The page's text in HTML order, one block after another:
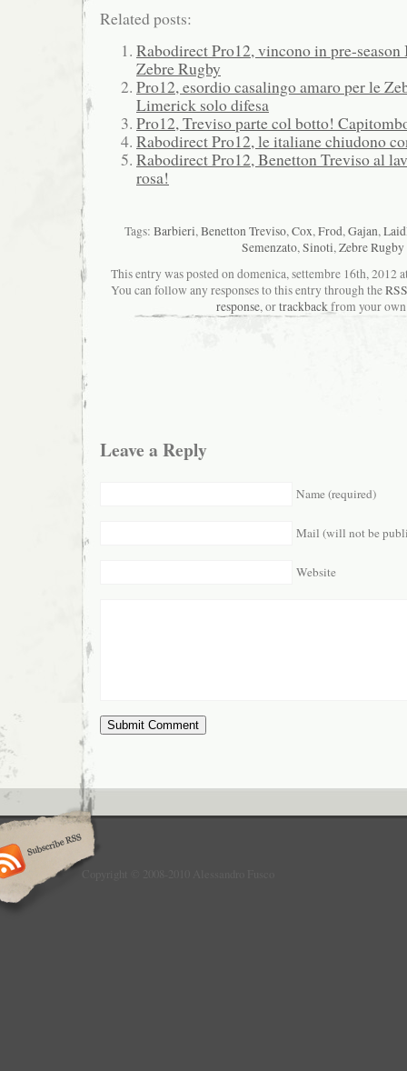
Related posts:
Rabodirect Pro12, vincono in pre-
Zebre Rugby
Pro12, esordio casalingo amaro per le
Limerick solo difesa
Pro12, Treviso parte col botto!
Rabodirect Pro12, le italiane chiudono
Rabodirect Pro12, Benetton Treviso al
rosa!
Tags: Barbieri,Benetton Treviso,Cox,Frod,Gajan,
Semenzato,Sinoti,Zebre Rugby
This entry was posted on domenica, settembre 16th, 2012
You can follow any responses to this entry through the
response, ortrackbackfrom your
Leave a Reply
Name (required)
Mail (will not be
Website